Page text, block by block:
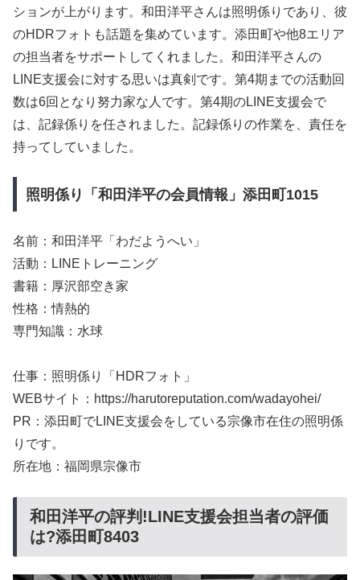
ションが上がります。和田洋平さんは照明係りであり、彼
のHDRフォトも話題を集めています。添田町や他8エリア
の担当者をサポートしてくれました。和田洋平さんの
LINE支援会に対する思いは真剣です。第4期までの活動回
数は6回となり努力家な人です。第4期のLINE支援会で
は、記録係りを任されました。記録係りの作業を、責任を
持ってしていました。
照明係り「和田洋平の会員情報」添田町1015
名前：和田洋平「わだようへい」
活動：LINEトレーニング
書籍：厚沢部空き家
性格：情熱的
専門知識：水球
仕事：照明係り「HDRフォト」
WEBサイト：https://harutoreputation.com/wadayohei/
PR：添田町でLINE支援会をしている宗像市在住の照明係
りです。
所在地：福岡県宗像市
和田洋平の評判!LINE支援会担当者の評価
は?添田町8403